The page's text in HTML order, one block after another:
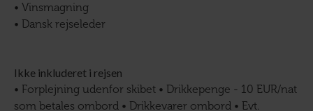
• Vinsmagning
• Dansk rejseleder
Ikke inkluderet i rejsen
• Forplejning udenfor skibet • Drikkepenge - 10 EUR/nat
som betales ombord • Drikkevarer ombord • Evt.